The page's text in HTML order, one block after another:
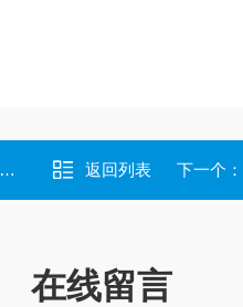
返回列表 下一个：
在线留言